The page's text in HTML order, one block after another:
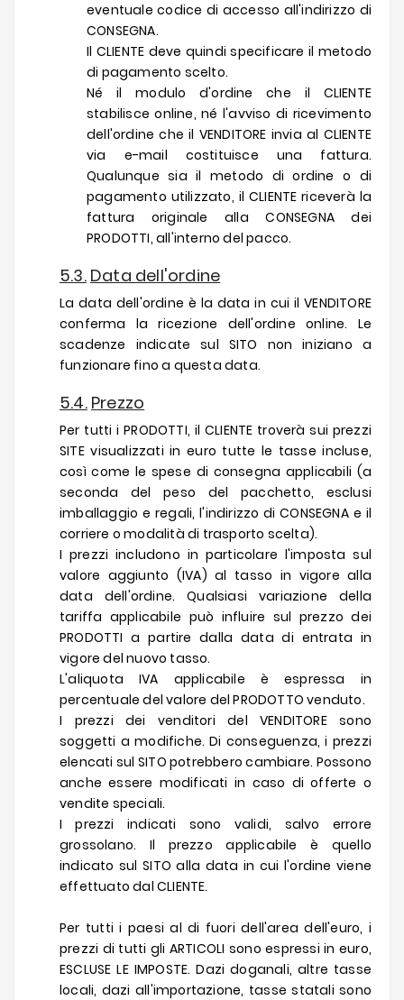
eventuale codice di accesso all'indirizzo di
CONSEGNA.
Il CLIENTE deve quindi specificare il metodo
di pagamento scelto.
Né il modulo d'ordine che il CLIENTE
stabilisce online, né l'avviso di ricevimento
dell'ordine che il VENDITORE invia al CLIENTE
via e-mail costituisce una fattura.
Qualunque sia il metodo di ordine o di
pagamento utilizzato, il CLIENTE riceverà la
fattura originale alla CONSEGNA dei
PRODOTTI, all'interno del pacco.
5.3. Data dell'ordine
La data dell'ordine è la data in cui il VENDITORE
conferma la ricezione dell'ordine online. Le
scadenze indicate sul SITO non iniziano a
funzionare fino a questa data.
5.4. Prezzo
Per tutti i PRODOTTI, il CLIENTE troverà sui prezzi
SITE visualizzati in euro tutte le tasse incluse,
così come le spese di consegna applicabili (a
seconda del peso del pacchetto, esclusi
imballaggio e regali, l'indirizzo di CONSEGNA e il
corriere o modalità di trasporto scelta).
I prezzi includono in particolare l'imposta sul
valore aggiunto (IVA) al tasso in vigore alla
data dell'ordine. Qualsiasi variazione della
tariffa applicabile può influire sul prezzo dei
PRODOTTI a partire dalla data di entrata in
vigore del nuovo tasso.
L'aliquota IVA applicabile è espressa in
percentuale del valore del PRODOTTO venduto.
I prezzi dei venditori del VENDITORE sono
soggetti a modifiche. Di conseguenza, i prezzi
elencati sul SITO potrebbero cambiare. Possono
anche essere modificati in caso di offerte o
vendite speciali.
I prezzi indicati sono validi, salvo errore
grossolano. Il prezzo applicabile è quello
indicato sul SITO alla data in cui l'ordine viene
effettuato dal CLIENTE.
Per tutti i paesi al di fuori dell'area dell'euro, i
prezzi di tutti gli ARTICOLI sono espressi in euro,
ESCLUSE LE IMPOSTE. Dazi doganali, altre tasse
locali, dazi all'importazione, tasse statali sono